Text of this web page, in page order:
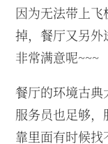
因为无法带上
掉，餐厅又另外
非常满意呢~~~
餐厅的环境古典
服务员也足够
靠里面有时候找